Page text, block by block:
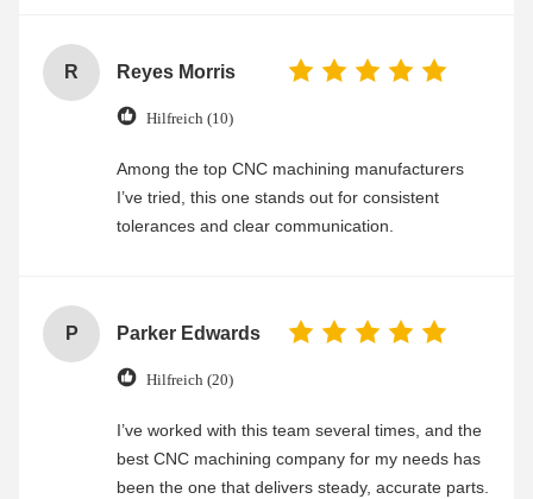
R Reyes Morris
Hilfreich (10)
Among the top CNC machining manufacturers
I’ve tried, this one stands out for consistent
tolerances and clear communication.
P Parker Edwards
Hilfreich (20)
I’ve worked with this team several times, and the
best CNC machining company for my needs has
been the one that delivers steady, accurate parts.